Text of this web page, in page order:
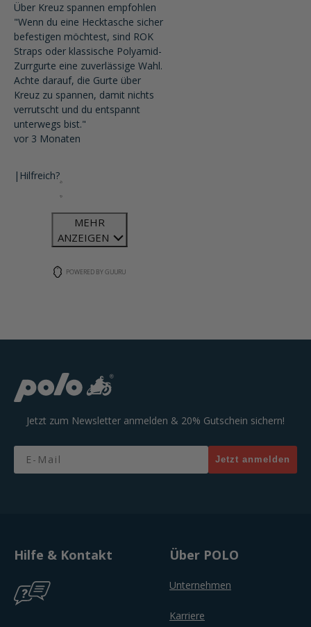
Über Kreuz spannen empfohlen
"Wenn du eine Hecktasche sicher
befestigen möchtest, sind ROK
Straps oder klassische Polyamid-
Zurrgurte eine zuverlässige Wahl.
Achte darauf, die Gurte über
Kreuz zu spannen, damit nichts
verrutscht und du entspannt
unterwegs bist."
vor 3 Monaten
| Hilfreich?
MEHR
ANZEIGEN
POWERED BY GUURU
Jetzt zum Newsletter anmelden & 20% Gutschein sichern!
Email
Jetzt anmelden
Hilfe & Kontakt Über POLO
Unternehmen
Karriere